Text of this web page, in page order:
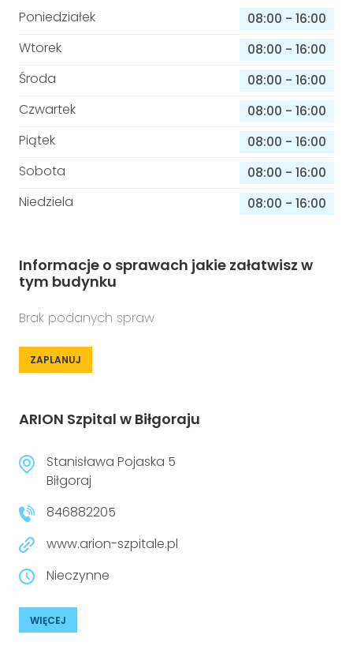
Poniedziałek 08:00 - 16:00
Wtorek
08:00 - 16:00
Środa
08:00 - 16:00
Czwartek
08:00 - 16:00
Piątek
08:00 - 16:00
Sobota
08:00 - 16:00
Niedziela
08:00 - 16:00
Informacje o sprawach jakie załatwisz w
tym budynku
Brak podanych spraw
ZAPLANUJ
ARION Szpital w Biłgoraju
Stanisława Pojaska 5
Biłgoraj
846882205
www.arion-szpitale.pl
Nieczynne
WIĘCEJ